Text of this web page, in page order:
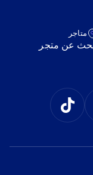
متاجر
عن متجر